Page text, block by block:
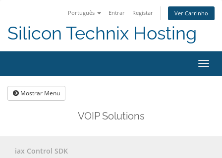
Português Entrar Registar Ver Carrinho
Silicon Technix Hosting
Mostrar Menu
VOIP Solutions
iax Control SDK